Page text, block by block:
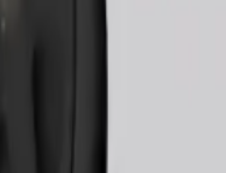
มากขึ้น